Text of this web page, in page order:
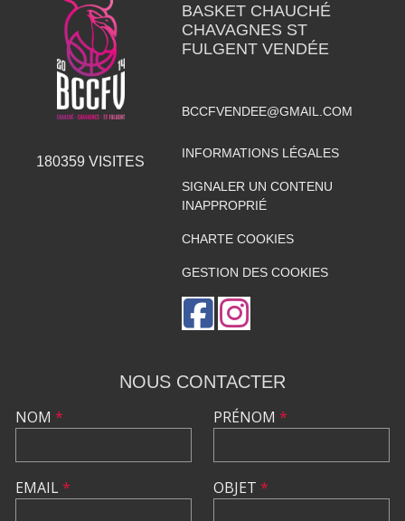
180359 VISITES
BASKET CHAUCHÉ
CHAVAGNES ST
FULGENT VENDÉE
BCCFVENDEE@GMAIL.COM
INFORMATIONS LÉGALES
SIGNALER UN CONTENU
INAPPROPRIÉ
CHARTE COOKIES
GESTION DES COOKIES
NOUS CONTACTER
NOM *
EMAIL*
PRÉNOM *
OBJET *